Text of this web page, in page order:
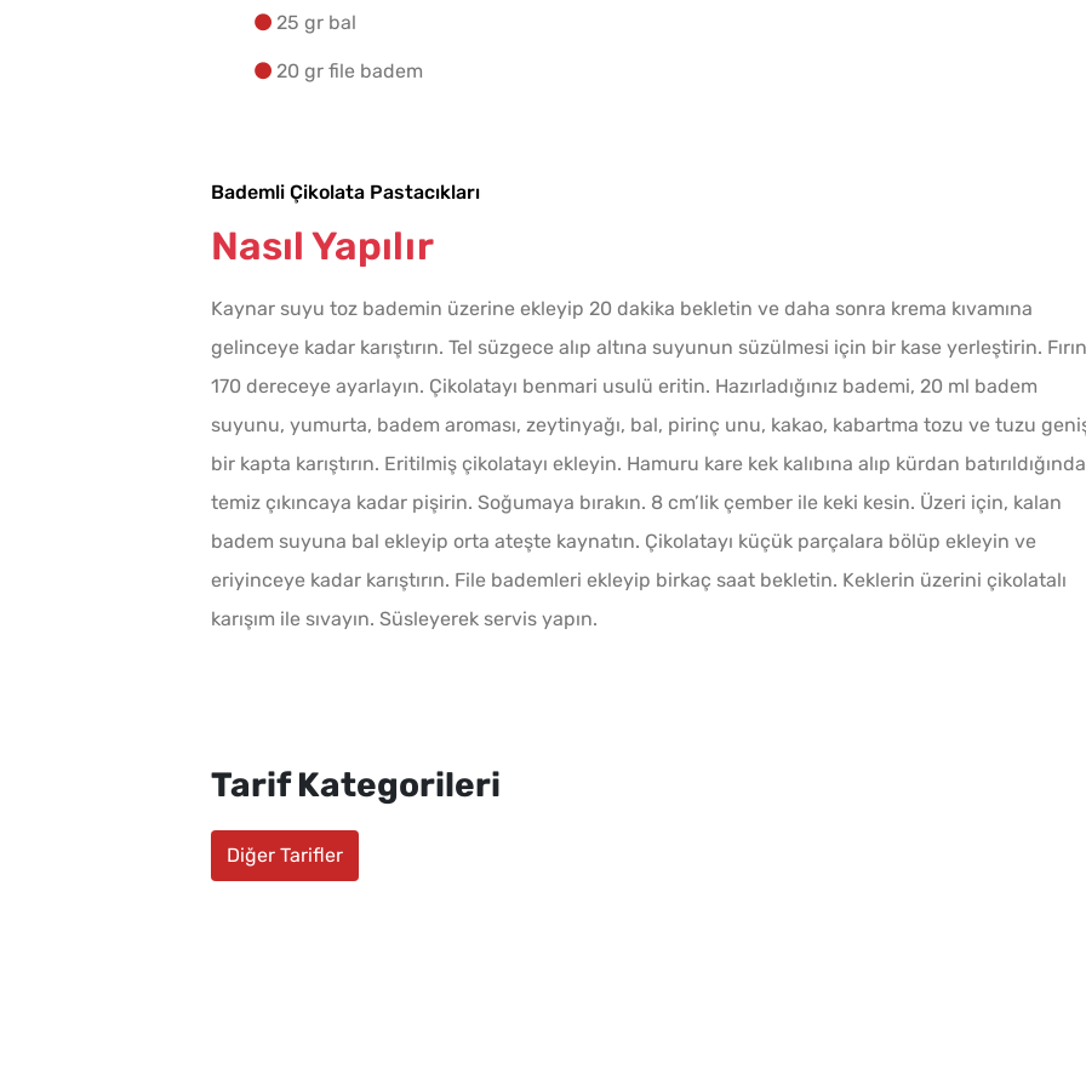
25 gr bal
20 gr file badem
Bademli Çikolata Pastacıkları
Nasıl Yapılır
Kaynar suyu toz bademin üzerine ekleyip 20 dakika bekletin ve daha sonra krema kıvamına
gelinceye kadar karıştırın. Tel süzgece alıp altına suyunun süzülmesi için bir kase yerleştirin.
170 dereceye ayarlayın. Çikolatayı benmari usulü eritin. Hazırladığınız bademi, 20 ml badem
suyunu, yumurta, badem aroması, zeytinyağı, bal, pirinç unu, kakao, kabartma tozu ve tuzu
bir kapta karıştırın. Eritilmiş çikolatayı ekleyin. Hamuru kare kek kalıbına alıp kürdan batırıldığında
temiz çıkıncaya kadar pişirin. Soğumaya bırakın. 8 cm’lik çember ile keki kesin. Üzeri için, kalan
badem suyuna bal ekleyip orta ateşte kaynatın. Çikolatayı küçük parçalara bölüp ekleyin ve
eriyinceye kadar karıştırın. File bademleri ekleyip birkaç saat bekletin. Keklerin üzerini çikolatalı
karışım ile sıvayın. Süsleyerek servis yapın.
Tarif Kategorileri
Diğer Tarifler